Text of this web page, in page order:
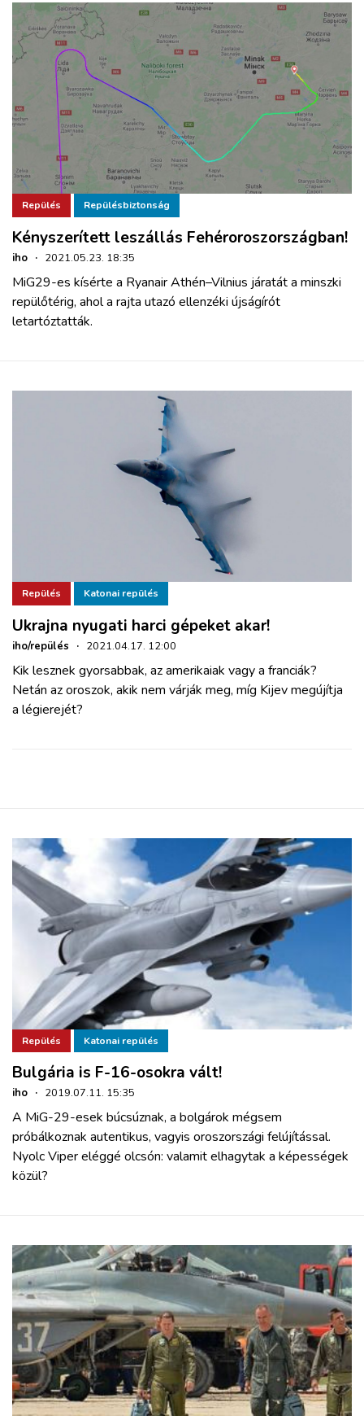
Repülés Repülésbiztonság
Kényszerített leszállás Fehéroroszországban!
iho · 2021.05.23. 18:35
MiG29-es kísérte a Ryanair Athén–Vilnius járatát a minszki
repülőtérig, ahol a rajta utazó ellenzéki újságírót
letartóztatták.
Repülés Katonai repülés
Ukrajna nyugati harci gépeket akar!
iho/repülés · 2021.04.17. 12:00
Kik lesznek gyorsabbak, az amerikaiak vagy a franciák?
Netán az oroszok, akik nem várják meg, míg Kijev megújítja
a légierejét?
Repülés Katonai repülés
Bulgária is F-16-osokra vált!
iho · 2019.07.11. 15:35
A MiG-29-esek búcsúznak, a bolgárok mégsem
próbálkoznak autentikus, vagyis oroszországi felújítással.
Nyolc Viper eléggé olcsón: valamit elhagytak a képességek
közül?